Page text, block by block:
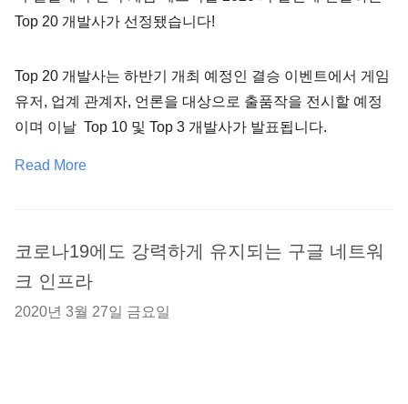
Top 20 개발사가 선정됐습니다!
Top 20 개발사는 하반기 개최 예정인 결승 이벤트에서 게임
유저, 업계 관계자, 언론을 대상으로 출품작을 전시할 예정
이며 이날 Top 10 및 Top 3 개발사가 발표됩니다.
Read More
코로나19에도 강력하게 유지되는 구글 네트워
크 인프라
2020년 3월 27일 금요일